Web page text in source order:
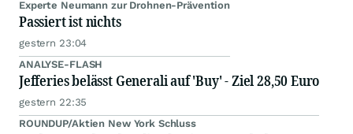
Experte Neumann zur Drohnen-Prävention
Passiert ist nichts
gestern 23:04
ANALYSE-FLASH
Jefferies belässt Generali auf 'Buy' - Ziel 28,50 Euro
gestern 22:35
ROUNDUP/Aktien New York Schluss